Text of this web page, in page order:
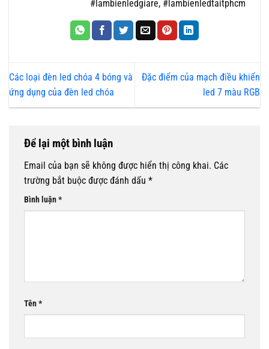
#lambienledgiare, #lambienledtaitphcm
Các loại đèn led chóa 4 bóng và
ứng dụng của đèn led chóa
Đặc điểm của mạch điều khiển
led 7 màu RGB
Để lại một bình luận
Email của bạn sẽ không được hiển thị công khai. Các
trường bắt buộc được đánh dấu *
Bình luận*
Tên*